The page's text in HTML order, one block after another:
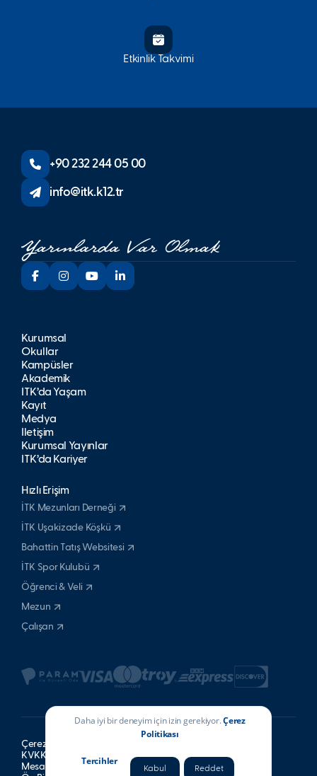
Etkinlik Takvimi
+90 232 244 05 00
info@itk.k12.tr
Kurumsal
Okullar
Kampüsler
Akademik
İTK’da Yaşam
Kayıt
Medya
İletişim
Kurumsal Yayınlar
İTK’da Kariyer
Hızlı Erişim
İTK Mezunları Derneği
İTK Uşakizade Köşkü
Bahattin Tatış Websitesi
İTK Spor Kulubü
Öğrenci & Veli
Mezun
Çalışan
Çerez Politikası
KVKK Aydınlatma Metni
Mesafeli Satış Sözleşmesi
Daha iyi bir deneyim için izin gerekiyor.Çerez
Politikası
Tercihler
Kabul
Reddet